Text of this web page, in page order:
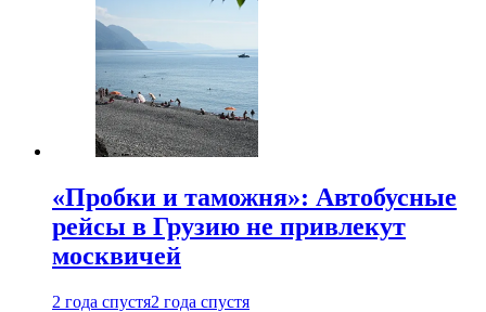
«Пробки и таможня»: Автобусные
рейсы в Грузию не привлекут
москвичей
2 года спустя2 года спустя